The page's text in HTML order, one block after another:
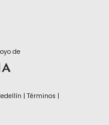
de
| Términos |